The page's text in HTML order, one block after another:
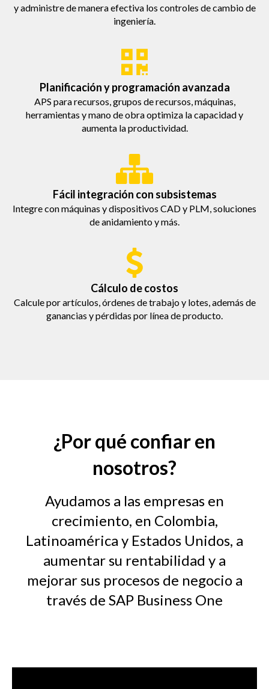
y administre de manera efectiva los controles de cambio de
ingeniería.
Planificación y programación avanzada
APS para recursos, grupos de recursos, máquinas,
herramientas y mano de obra optimiza la capacidad y
aumenta la productividad.
Fácil integración con subsistemas
Integre con máquinas y dispositivos CAD y PLM, soluciones
de anidamiento y más.
Cálculo de costos
Calcule por artículos, órdenes de trabajo y lotes, además de
ganancias y pérdidas por línea de producto.
¿Por qué confiar en
nosotros?
Ayudamos a las empresas en
crecimiento, en Colombia,
Latinoamérica y Estados Unidos, a
aumentar su rentabilidad y a
mejorar sus procesos de negocio a
través de SAP Business One